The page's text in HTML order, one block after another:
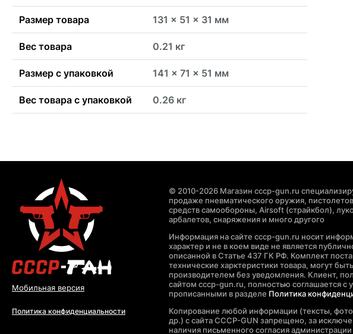
Размер товара 131 x 51 x 31 мм
Вес товара 0.21 кг
Размер с упаковкой 141 x 71 x 51 мм
Вес товара с упаковкой 0.26 кг
Мобильная версия
Политика конфиденциальности
© 2010-2026 Магазин cccp-gun.ru
продаже пневматического оружия,
средств самообороны, Airsoft (страйкбол),
арбалетов, снаряжения и много другого
Информация на сайте cccp-gun.ru носит
характер и не в коем виде не является
описанной в Статье 437 ГК РФ. Комплект
технические харктеристики товара, могут
производителем без уведомления. Клиент,
сайтом cccp-gun.ru, полностью соглашается с
прописанными в разделе Политика
Копирование любой информации (тексты,
др.) с сайта CCCP-GUN запрещено, за
наличия письменного согласия администрации